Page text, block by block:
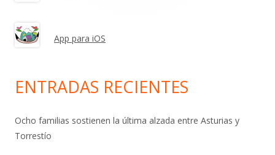
App para iOS
ENTRADAS RECIENTES
Ocho familias sostienen la última alzada entre Asturias y
Torrestío